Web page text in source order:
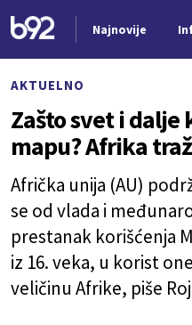
Najnovije
AKTUELNO
Zašto svet i
mapu? Afrika
Afrička unija (AU)
se od vlada i
prestanak korišćenja
iz 16. veka, u korist
veličinu Afrike, piše